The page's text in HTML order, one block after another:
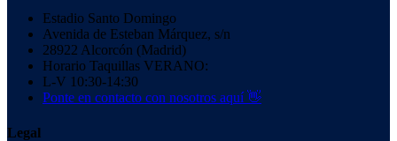
Estadio Santo Domingo
Avenida de Esteban Márquez, s/n
28922 Alcorcón (Madrid)
Horario Taquillas VERANO:
L-V 10:30-14:30
Ponte en contacto con nosotros aquí 👋
Legal